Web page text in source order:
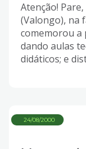
Atenção!
(Valongo), na
comemorou a
dando aulas
didáticos; e
24/08/2000